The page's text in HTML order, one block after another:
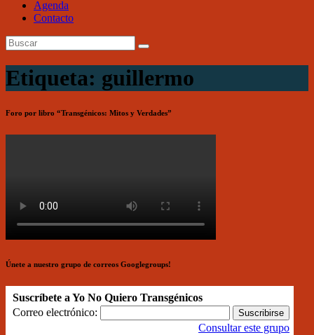
Agenda
Contacto
Etiqueta: guillermo
Foro por libro “Transgénicos: Mitos y Verdades”
Únete a nuestro grupo de correos Googlegroups!
Suscríbete a Yo No Quiero Transgénicos
Correo electrónico:
Consultar este grupo